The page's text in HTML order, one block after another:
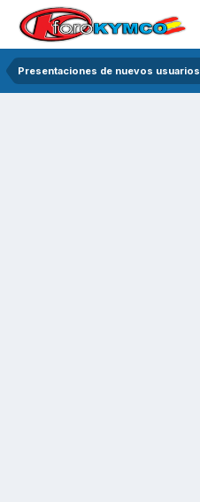
Presentaciones de nuevos usuarios